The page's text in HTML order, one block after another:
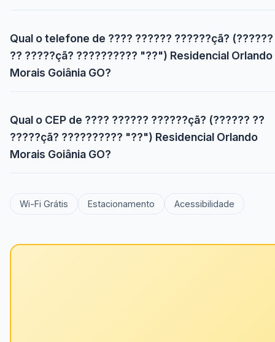
Qual o telefone de ???? ?????? ??????çã? (??????
?? ?????çã? ?????????? "??") Residencial Orlando
Morais Goiânia GO?
Qual o CEP de ???? ?????? ??????çã? (?????? ??
?????çã? ?????????? "??") Residencial Orlando
Morais Goiânia GO?
Wi-Fi Grátis Estacionamento Acessibilidade